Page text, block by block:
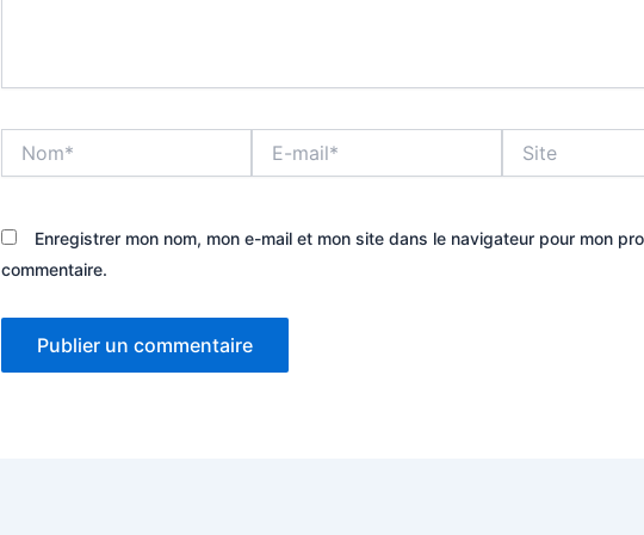
mail*
Enregistrer mon nom, mon e-mail et mon site dans le navigateur pour mon
commentaire.